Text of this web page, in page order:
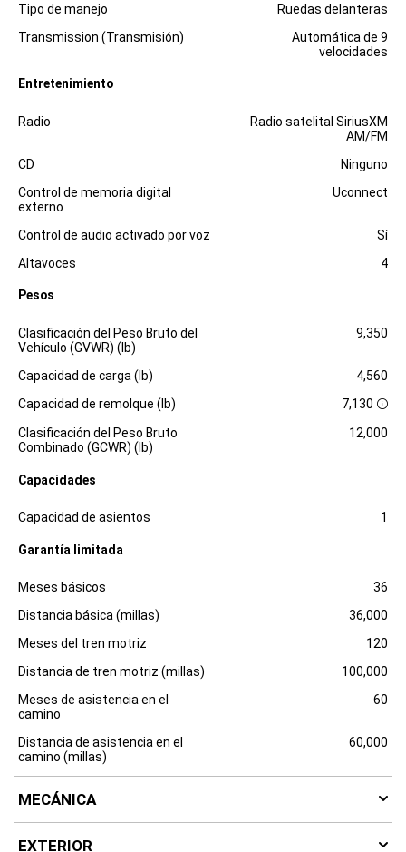
Tipo de manejo
Ruedas delanteras
Transmission (Transmisión)
Automática de 9
velocidades
Entretenimiento
Especificaciones
Radio
Radio satelital SiriusXM
AM/FM
CD
Ninguno
Control de memoria digital
externo
Uconnect
Control de audio activado por voz
Sí
Altavoces
4
Pesos
Especificaciones Dimensiones
Clasificación del Peso Bruto del
Vehículo (GVWR) (lb)
9,350
Capacidad de carga (lb)
4,560
Capacidad de remolque (lb)
7,130 D
i
s
u
r
Clasificación del Peso Bruto
Combinado (GCWR) (lb)
12,000
Capacidades
Especificaciones Dimensiones
Capacidad de asientos 1
Garantía limitada
Especificaciones
Meses básicos
36
Distancia básica (millas)
36,000
Meses del tren motriz
120
Distancia de tren motriz (millas)
100,000
Meses de asistencia en el
camino
60
Distancia de asistencia en el
camino (millas)
60,000
MECÁNICA
EXTERIOR